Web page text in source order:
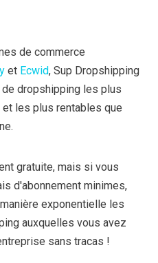
de commerce
et Ecwid, Sup Dropshipping
dropshipping les plus
les plus rentables que
gratuite, mais si vous
d'abonnement minimes,
exponentielle les
auxquelles vous avez
sans tracas !